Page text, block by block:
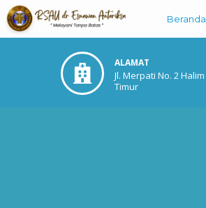
Beranda
ALAMAT
Jl. Merpati No. 2
Timur